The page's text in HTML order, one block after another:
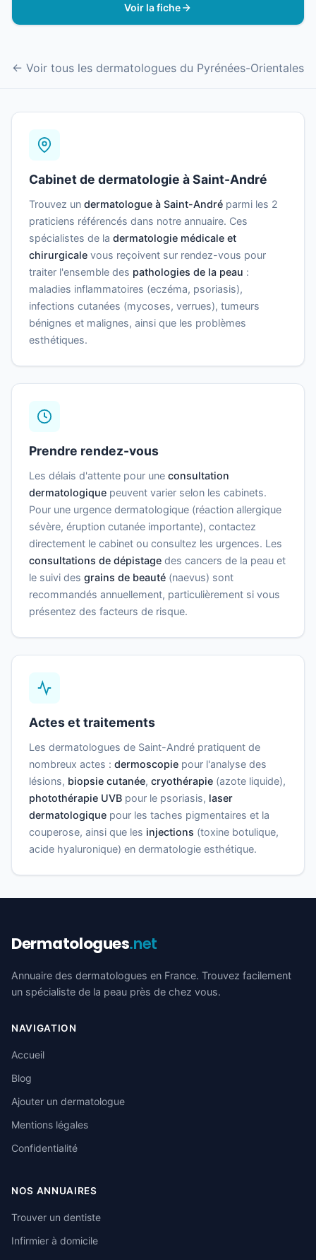
Voir la fiche
← Voir tous les dermatologues du Pyrénées-Orientales
Cabinet de dermatologie à Saint-André
Trouvez un dermatologue à Saint-André parmi les 2
praticiens référencés dans notre annuaire. Ces
spécialistes de la dermatologie médicale et
chirurgicale vous reçoivent sur rendez-vous pour
traiter l'ensemble des pathologies de la peau :
maladies inflammatoires (eczéma, psoriasis),
infections cutanées (mycoses, verrues), tumeurs
bénignes et malignes, ainsi que les problèmes
esthétiques.
Prendre rendez-vous
Les délais d'attente pour une consultation
dermatologique peuvent varier selon les cabinets.
Pour une urgence dermatologique (réaction allergique
sévère, éruption cutanée importante), contactez
directement le cabinet ou consultez les urgences. Les
consultations de dépistage des cancers de la peau et
le suivi des grains de beauté (naevus) sont
recommandés annuellement, particulièrement si vous
présentez des facteurs de risque.
Actes et traitements
Les dermatologues de Saint-André pratiquent de
nombreux actes : dermoscopie pour l'analyse des
lésions, biopsie cutanée, cryothérapie (azote liquide),
photothérapie UVB pour le psoriasis, laser
dermatologique pour les taches pigmentaires et la
couperose, ainsi que les injections (toxine botulique,
acide hyaluronique) en dermatologie esthétique.
Dermatologues.net
Annuaire des dermatologues en France. Trouvez facilement
un spécialiste de la peau près de chez vous.
NAVIGATION
Accueil
Blog
Ajouter un dermatologue
Mentions légales
Confidentialité
NOS ANNUAIRES
Trouver un dentiste
Infirmier à domicile